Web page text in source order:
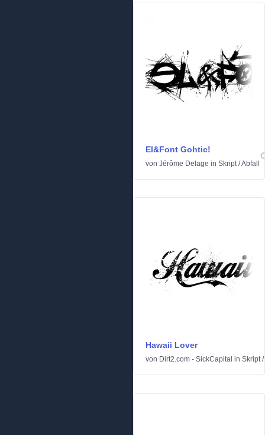
El&Font Gohtic!
von Jérôme Delage in Skript/Abfall
Hawaii Lover
von Dirt2.com - SickCapital in Skript/